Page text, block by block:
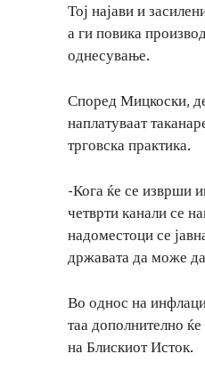
Тој најави и
а ги повика
однесување.
Според Мицкоски,
наплатуваат
трговска практика.
-Кога ќе се изврши
четврти канали се
надоместоци се
државата да може
Во однос на
таа дополнително
на Блискиот Исток.